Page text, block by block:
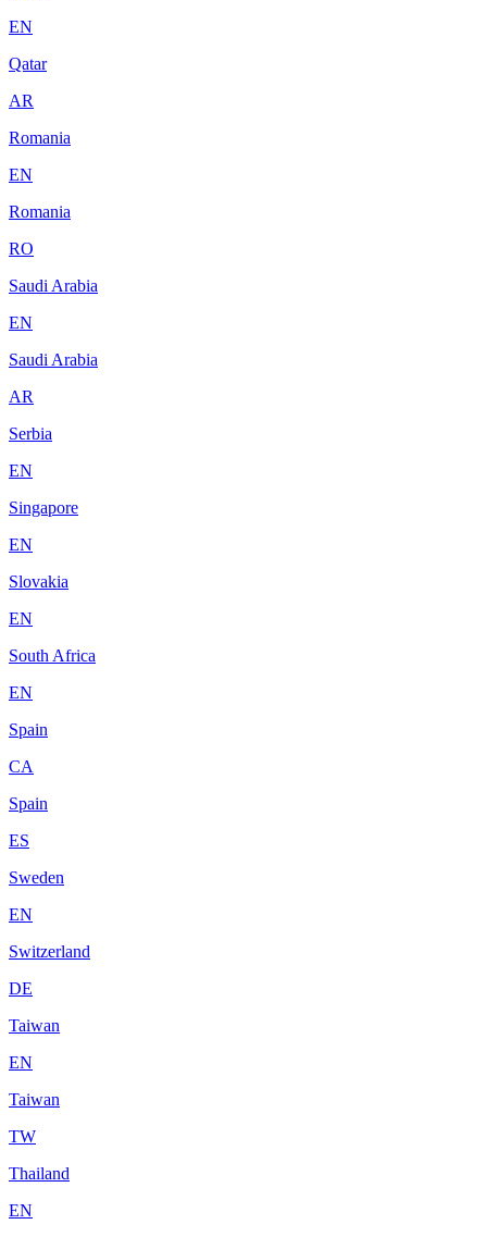
EN
Qatar
AR
Romania
EN
Romania
RO
Saudi Arabia
EN
Saudi Arabia
AR
Serbia
EN
Singapore
EN
Slovakia
EN
South Africa
EN
Spain
CA
Spain
ES
Sweden
EN
Switzerland
DE
Taiwan
EN
Taiwan
TW
Thailand
EN